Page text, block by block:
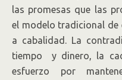
las promesas que las
el modelo tradicional de
a cabalidad. La
tiempo y dinero, la
esfuerzo por